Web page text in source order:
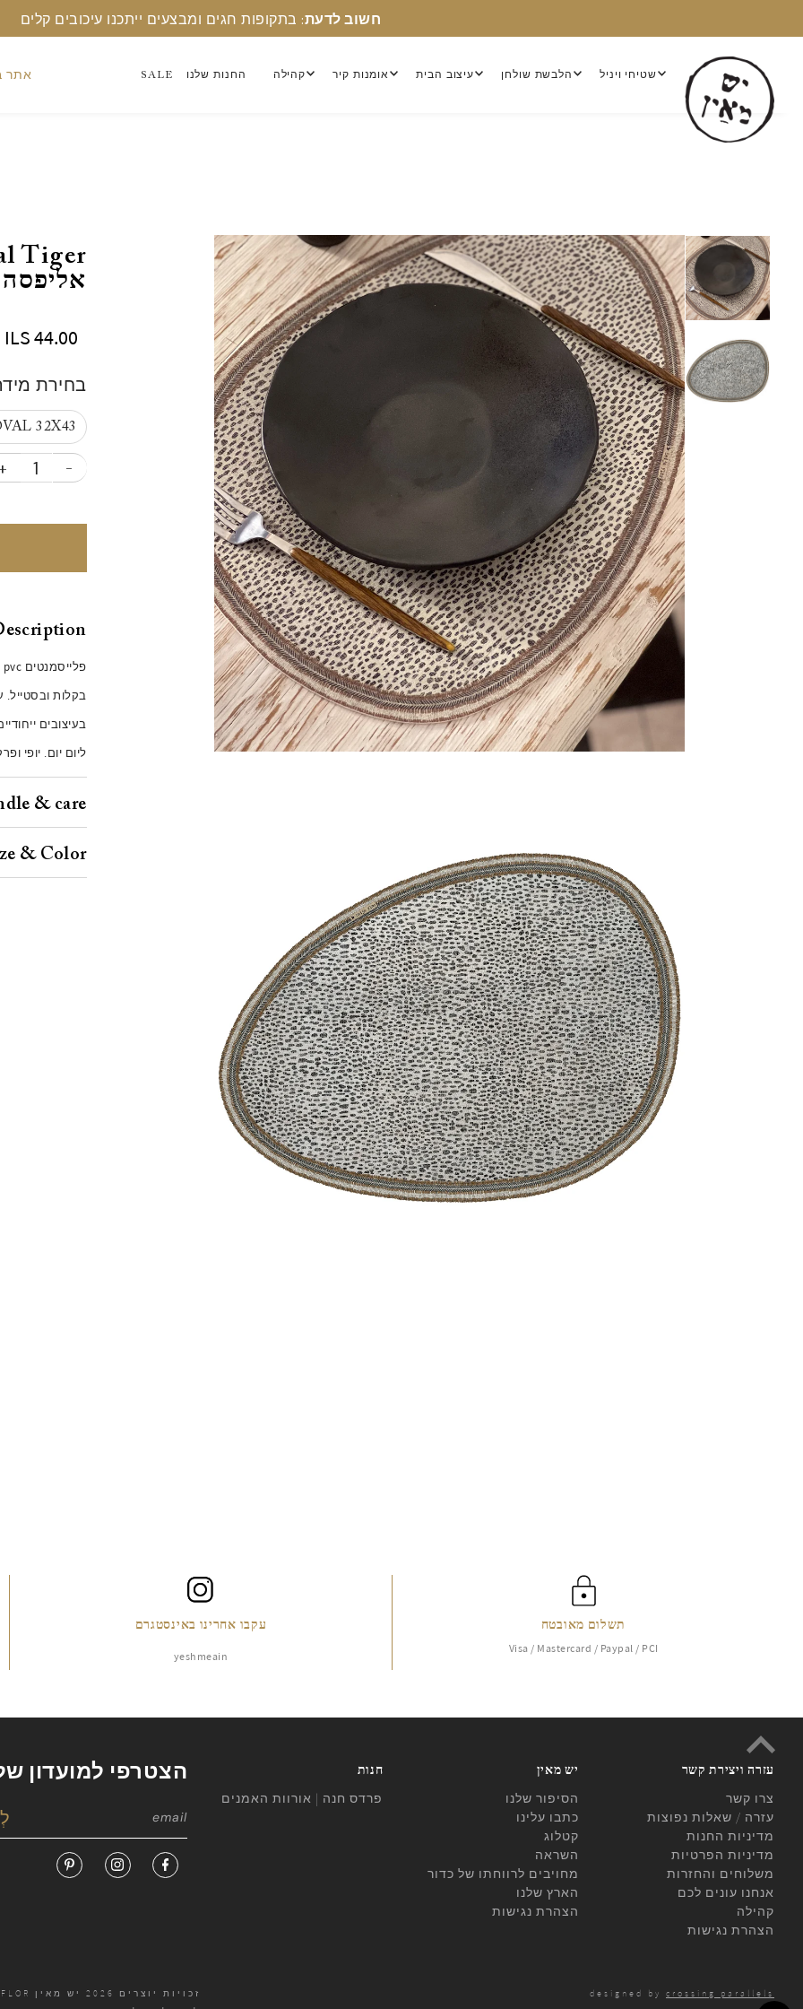
חשוב לדעת: בתקופות חגים ומבצעים ייתכנו עיכובים קלים
שטיחי ויניל הלבשת שולחן עיצוב הבית אומנות קיר קהילה החנות שלנו SALE אתר
אליפסה
ILS 44.00
בחירת
32X43
-
+
בקלות ובסטייל.
בעיצובים
ליום יום. יופי
& care
& Color
תשלום מאובטח
Visa / Mastercard / Paypal / PCI
עקבו אחרינו באינסטגרם
yeshmeain
הצטרפי למועדון חנות
פרדס חנה | אורוות האמנים
יש מאין
הסיפור שלנו
כתבו עלינו
קטלוג
השראה
מחויבים לרווחתו של כדור
הארץ שלנו
הצהרת נגישות
עזרה ויצירת קשר
צרו קשר
עזרה / שאלות נפוצות
מדיניות החנות
מדיניות הפרטיות
משלוחים והחזרות
אנחנו עונים לכם
קהילה
הצהרת נגישות
designed by crossing parallels